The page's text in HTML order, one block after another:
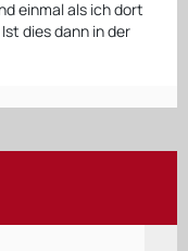
einmal als ich dort
dies dann in der